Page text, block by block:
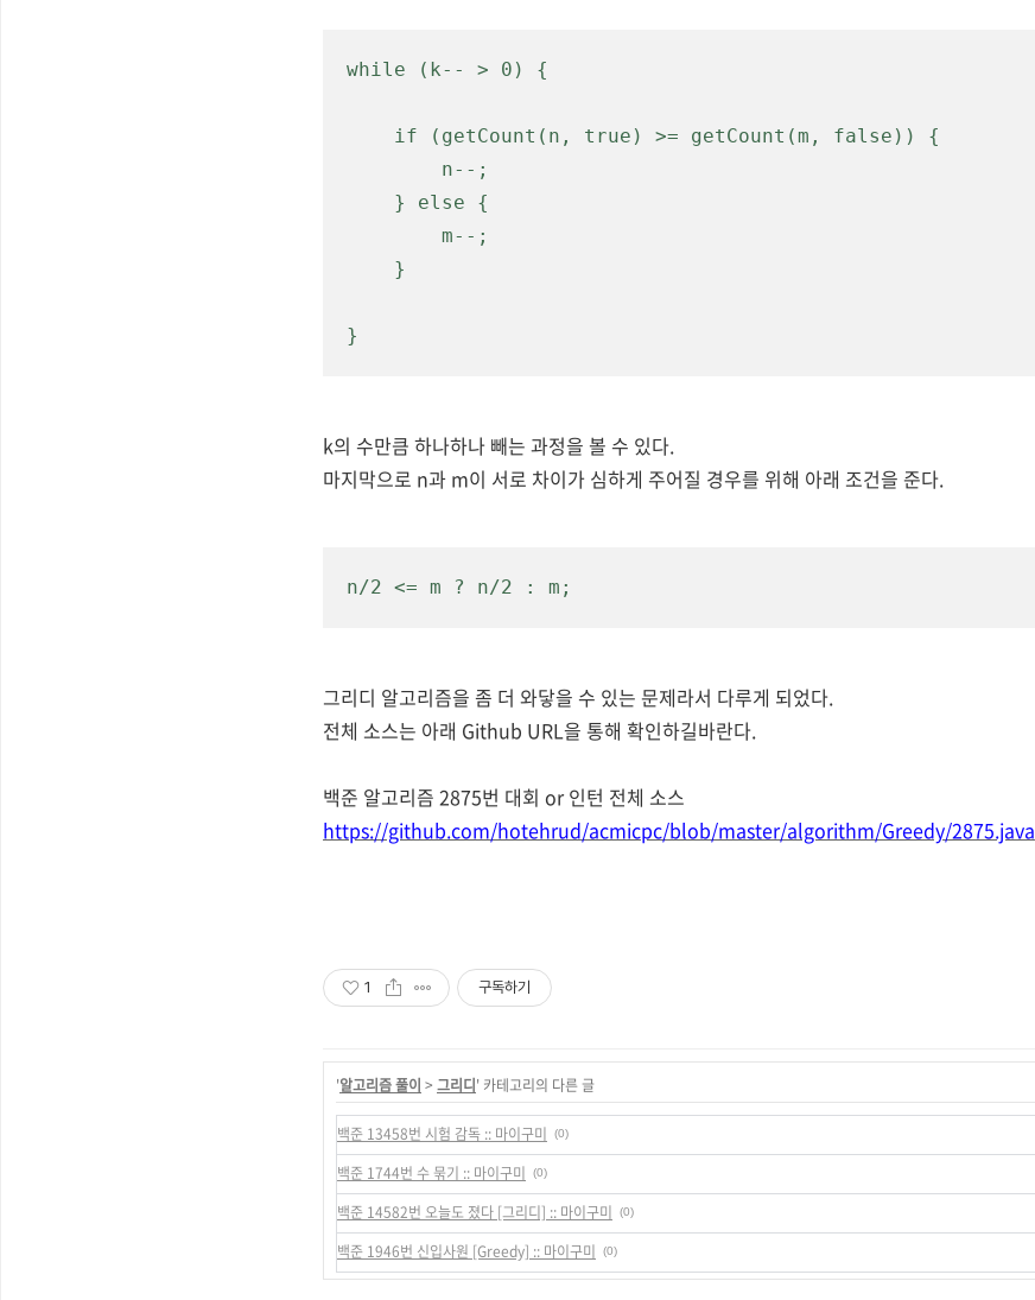
while (k-- > 0) {
}
k의 수만큼 하나하나 빼는 과정을 볼 수 있다.
마지막으로 n과 m이 서로 차이가 심하게 주어질 경우를 위해 아래 조건을 준다.
n/2 <= m ? n/2 : m;
그리디 알고리즘을 좀 더 와닿을 수 있는 문제라서 다루게 되었다.
전체 소스는 아래 Github URL을 통해 확인하길바란다.
백준 알고리즘 2875번 대회 or 인턴 전체 소스
https://github.com/hotehrud/acmicpc/blob/master/algorithm/Greedy/2875.java
1 구독하기
'알고리즘 풀이 > 그리디' 카테고리의 다른 글
백준 13458번 시험 감독 :: 마이구미 (0)
백준 1744번 수 묶기 :: 마이구미 (0)
백준 14582번 오늘도 졌다 [그리디] :: 마이구미 (0)
백준 1946번 신입사원 [Greedy] :: 마이구미 (0)